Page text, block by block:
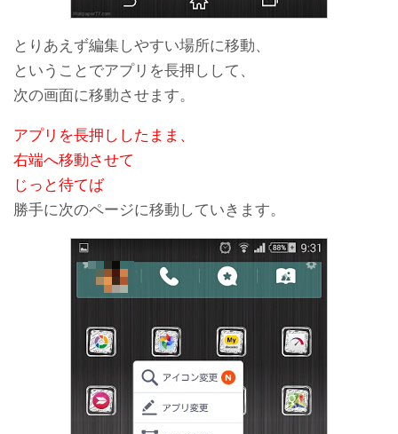
とりあえず編集しやすい場所に移動、
ということでアプリを長押しして、
次の画面に移動させます。
アプリを長押ししたまま、
右端へ移動させて
じっと待てば
勝手に次のページに移動していきます。